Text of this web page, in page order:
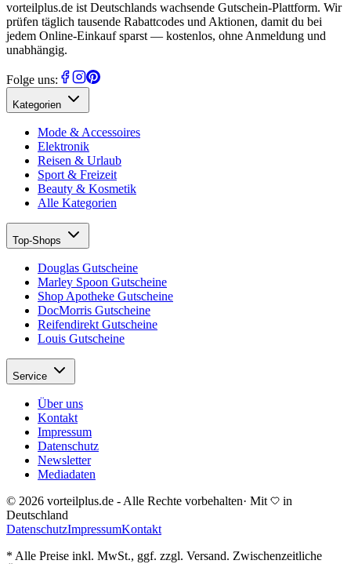
vorteilplus.de ist Deutschlands wachsende Gutschein-Plattform. Wir
prüfen täglich tausende Rabattcodes und Aktionen, damit du bei
jedem Online-Einkauf sparst — kostenlos, ohne Anmeldung und
unabhängig.
Folge uns:
Kategorien
Mode & Accessoires
Elektronik
Reisen & Urlaub
Sport & Freizeit
Beauty & Kosmetik
Alle Kategorien
Top-Shops
Douglas Gutscheine
Marley Spoon Gutscheine
Shop Apotheke Gutscheine
DocMorris Gutscheine
Reifendirekt Gutscheine
Louis Gutscheine
Service
Über uns
Kontakt
Impressum
Datenschutz
Newsletter
Mediadaten
© 2026 vorteilplus.de - Alle Rechte vorbehalten· Mit
in
Deutschland
DatenschutzImpressumKontakt
* Alle Preise inkl. MwSt., ggf. zzgl. Versand. Zwischenzeitliche